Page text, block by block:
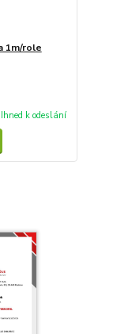
1m/role
Ihned k odeslání